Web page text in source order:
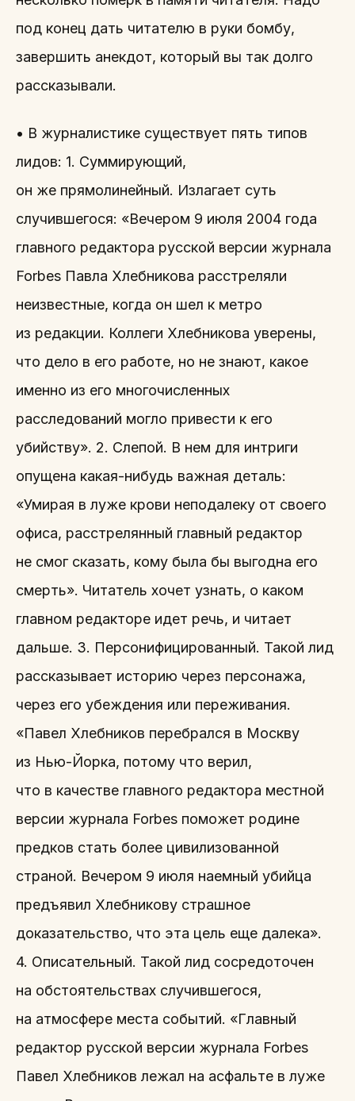
под конец дать читателю в руки бомбу,
завершить анекдот, который вы так долго
рассказывали.
• В журналистике существует пять типов
лидов: 1. Суммирующий,
он же прямолинейный. Излагает суть
случившегося: «Вечером 9 июля 2004 года
главного редактора русской версии журнала
Forbes Павла Хлебникова расстреляли
неизвестные, когда он шел к метро
из редакции. Коллеги Хлебникова уверены,
что дело в его работе, но не знают, какое
именно из его многочисленных
расследований могло привести к его
убийству». 2. Слепой. В нем для интриги
опущена какая-нибудь важная деталь:
«Умирая в луже крови неподалеку от своего
офиса, расстрелянный главный редактор
не смог сказать, кому была бы выгодна его
смерть». Читатель хочет узнать, о каком
главном редакторе идет речь, и читает
дальше. 3. Персонифицированный. Такой лид
рассказывает историю через персонажа,
через его убеждения или переживания.
«Павел Хлебников перебрался в Москву
из Нью-Йорка, потому что верил,
что в качестве главного редактора местной
версии журнала Forbes поможет родине
предков стать более цивилизованной
страной. Вечером 9 июля наемный убийца
предъявил Хлебникову страшное
доказательство, что эта цель еще далека».
4. Описательный. Такой лид сосредоточен
на обстоятельствах случившегося,
на атмосфере места событий. «Главный
редактор русской версии журнала Forbes
Павел Хлебников лежал на асфальте в луже